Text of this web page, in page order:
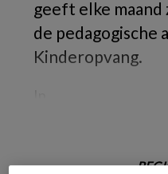
geeft elke maand
de pedagogische
Kinderopvang.